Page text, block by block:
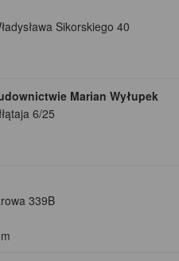
Sikorskiego 40
Marian Wyłupek
6/25
339B